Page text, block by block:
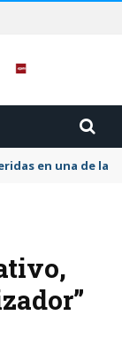
en una de